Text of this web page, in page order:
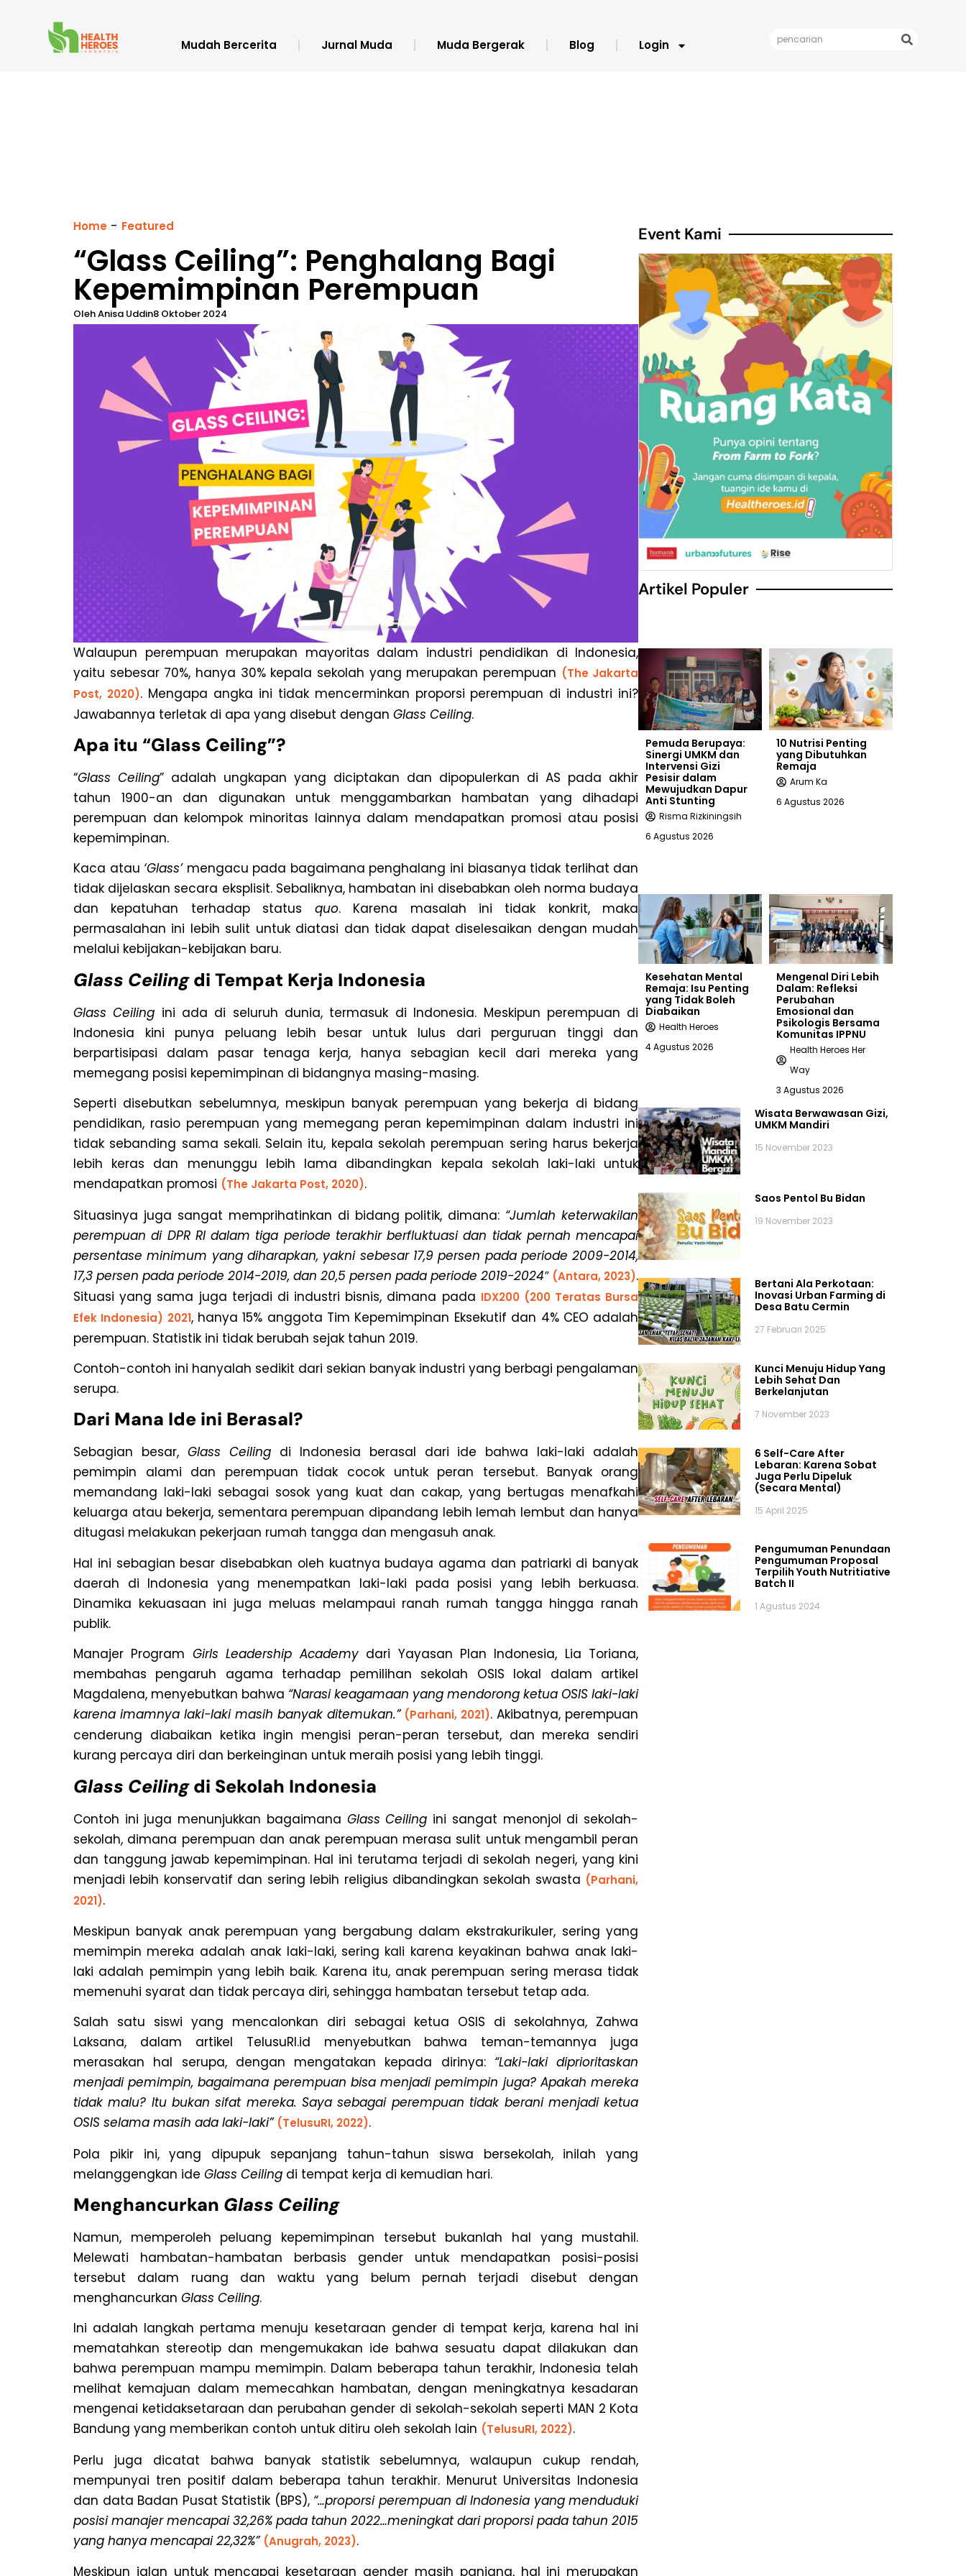
Mudah Bercerita Jurnal Muda Muda Bergerak Blog Login
Home - Featured
“Glass Ceiling”: Penghalang Bagi
Kepemimpinan Perempuan
OlehAnisa Uddin8 Oktober 2024
Walaupun perempuan merupakan mayoritas dalam industri pendidikan di Indonesia,
yaitu sebesar 70%, hanya 30% kepala sekolah yang merupakan perempuan (The Jakarta
Post, 2020). Mengapa angka ini tidak mencerminkan proporsi perempuan di industri ini?
Jawabannya terletak di apa yang disebut dengan Glass Ceiling.
Apa itu “Glass Ceiling”?
“Glass Ceiling” adalah ungkapan yang diciptakan dan dipopulerkan di AS pada akhir
tahun 1900-an dan digunakan untuk menggambarkan hambatan yang dihadapi
perempuan dan kelompok minoritas lainnya dalam mendapatkan promosi atau posisi
kepemimpinan.
Kaca atau ‘Glass’mengacu pada bagaimana penghalang ini biasanya tidak terlihat dan
tidak dijelaskan secara eksplisit. Sebaliknya, hambatan ini disebabkan oleh norma budaya
dan kepatuhan terhadap status quo. Karena masalah ini tidak konkrit, maka
permasalahan ini lebih sulit untuk diatasi dan tidak dapat diselesaikan dengan mudah
melalui kebijakan-kebijakan baru.
Glass Ceilingdi Tempat Kerja Indonesia
Glass Ceiling ini ada di seluruh dunia, termasuk di Indonesia. Meskipun perempuan di
Indonesia kini punya peluang lebih besar untuk lulus dari perguruan tinggi dan
berpartisipasi dalam pasar tenaga kerja, hanya sebagian kecil dari mereka yang
memegang posisi kepemimpinan di bidangnya masing-masing.
Seperti disebutkan sebelumnya, meskipun banyak perempuan yang bekerja di bidang
pendidikan, rasio perempuan yang memegang peran kepemimpinan dalam industri ini
tidak sebanding sama sekali. Selain itu, kepala sekolah perempuan sering harus bekerja
lebih keras dan menunggu lebih lama dibandingkan kepala sekolah laki-laki untuk
mendapatkan promosi (The Jakarta Post, 2020).
Situasinya juga sangat memprihatinkan di bidang politik, dimana: “Jumlah keterwakilan
perempuan di DPR RI dalam tiga periode terakhir berfluktuasi dan tidak pernah mencapai
persentase minimum yang diharapkan, yakni sebesar 17,9 persen pada periode 2009-2014,
17,3 persen pada periode 2014-2019, dan 20,5 persen pada periode 2019-2024″ (Antara, 2023).
Situasi yang sama juga terjadi di industri bisnis, dimana pada IDX200 (200 Teratas Bursa
Efek Indonesia) 2021, hanya 15% anggota Tim Kepemimpinan Eksekutif dan 4% CEO adalah
perempuan. Statistik ini tidak berubah sejak tahun 2019.
Contoh-contoh ini hanyalah sedikit dari sekian banyak industri yang berbagi pengalaman
serupa.
Dari Mana Ide ini Berasal?
Sebagian besar, Glass Ceilingdi Indonesia berasal dari ide bahwa laki-laki adalah
pemimpin alami dan perempuan tidak cocok untuk peran tersebut. Banyak orang
memandang laki-laki sebagai sosok yang kuat dan cakap, yang bertugas menafkahi
keluarga atau bekerja, sementara perempuan dipandang lebih lemah lembut dan hanya
ditugasi melakukan pekerjaan rumah tangga dan mengasuh anak.
Hal ini sebagian besar disebabkan oleh kuatnya budaya agama dan patriarki di banyak
daerah di Indonesia yang menempatkan laki-laki pada posisi yang lebih berkuasa.
Dinamika kekuasaan ini juga meluas melampaui ranah rumah tangga hingga ranah
publik.
Manajer Program Girls Leadership Academydari Yayasan Plan Indonesia, Lia Toriana,
membahas pengaruh agama terhadap pemilihan sekolah OSIS lokal dalam artikel
Magdalena, menyebutkan bahwa “Narasi keagamaan yang mendorong ketua OSIS laki-laki
karena imamnya laki-laki masih banyak ditemukan.”(Parhani, 2021). Akibatnya, perempuan
cenderung diabaikan ketika ingin mengisi peran-peran tersebut, dan mereka sendiri
kurang percaya diri dan berkeinginan untuk meraih posisi yang lebih tinggi.
Glass Ceilingdi Sekolah Indonesia
Contoh ini juga menunjukkan bagaimana Glass Ceiling ini sangat menonjol di sekolah-
sekolah, dimana perempuan dan anak perempuan merasa sulit untuk mengambil peran
dan tanggung jawab kepemimpinan. Hal ini terutama terjadi di sekolah negeri, yang kini
menjadi lebih konservatif dan sering lebih religius dibandingkan sekolah swasta (Parhani,
2021).
Meskipun banyak anak perempuan yang bergabung dalam ekstrakurikuler, sering yang
memimpin mereka adalah anak laki-laki, sering kali karena keyakinan bahwa anak laki-
laki adalah pemimpin yang lebih baik. Karena itu, anak perempuan sering merasa tidak
memenuhi syarat dan tidak percaya diri, sehingga hambatan tersebut tetap ada.
Salah satu siswi yang mencalonkan diri sebagai ketua OSIS di sekolahnya, Zahwa
Laksana, dalam artikel TelusuRI.id menyebutkan bahwa teman-temannya juga
merasakan hal serupa, dengan mengatakan kepada dirinya: “Laki-laki diprioritaskan
menjadi pemimpin, bagaimana perempuan bisa menjadi pemimpin juga? Apakah mereka
tidak malu? Itu bukan sifat mereka. Saya sebagai perempuan tidak berani menjadi ketua
OSIS selama masih ada laki-laki” (TelusuRI, 2022).
Pola pikir ini, yang dipupuk sepanjang tahun-tahun siswa bersekolah, inilah yang
melanggengkan ide Glass Ceiling di tempat kerja di kemudian hari.
Menghancurkan Glass Ceiling
Namun, memperoleh peluang kepemimpinan tersebut bukanlah hal yang mustahil.
Melewati hambatan-hambatan berbasis gender untuk mendapatkan posisi-posisi
tersebut dalam ruang dan waktu yang belum pernah terjadi disebut dengan
menghancurkan Glass Ceiling.
Ini adalah langkah pertama menuju kesetaraan gender di tempat kerja, karena hal ini
mematahkan stereotip dan mengemukakan ide bahwa sesuatu dapat dilakukan dan
bahwa perempuan mampu memimpin. Dalam beberapa tahun terakhir, Indonesia telah
melihat kemajuan dalam memecahkan hambatan, dengan meningkatnya kesadaran
mengenai ketidaksetaraan dan perubahan gender di sekolah-sekolah seperti MAN 2 Kota
Bandung yang memberikan contoh untuk ditiru oleh sekolah lain (TelusuRI, 2022).
Perlu juga dicatat bahwa banyak statistik sebelumnya, walaupun cukup rendah,
mempunyai tren positif dalam beberapa tahun terakhir. Menurut Universitas Indonesia
dan data Badan Pusat Statistik (BPS), “…proporsi perempuan di Indonesia yang menduduki
posisi manajer mencapai 32,26% pada tahun 2022…meningkat dari proporsi pada tahun 2015
yang hanya mencapai 22,32%” (Anugrah, 2023).
Meskipun jalan untuk mencapai kesetaraan gender masih panjang, hal ini merupakan
Event Kami
Artikel Populer
Pemuda Berupaya:
Sinergi UMKM dan
Intervensi Gizi
Pesisir dalam
Mewujudkan Dapur
Anti Stunting
Risma Rizkiningsih
6 Agustus 2026
10 Nutrisi Penting
yang Dibutuhkan
Remaja
Arum Ka
6 Agustus 2026
Kesehatan Mental
Remaja: Isu Penting
yang Tidak Boleh
Diabaikan
Health Heroes
4 Agustus 2026
Mengenal Diri Lebih
Dalam: Refleksi
Perubahan
Emosional dan
Psikologis Bersama
Komunitas IPPNU
Health Heroes Her
Way
3 Agustus 2026
Wisata Berwawasan Gizi,
UMKM Mandiri
15 November 2023
Saos Pentol Bu Bidan
19 November 2023
Bertani Ala Perkotaan:
Inovasi Urban Farming di
Desa Batu Cermin
27 Februari 2025
Kunci Menuju Hidup Yang
Lebih Sehat Dan
Berkelanjutan
7 November 2023
6 Self-Care After
Lebaran: Karena Sobat
Juga Perlu Dipeluk
(Secara Mental)
15 April 2025
Pengumuman Penundaan
Pengumuman Proposal
Terpilih Youth Nutritiative
Batch II
1 Agustus 2024